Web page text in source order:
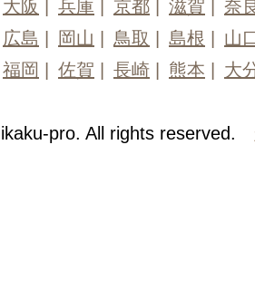
大阪 兵庫 京都 滋賀
奈
広島 岡山 鳥取 島根
山
福岡 佐賀 長崎 熊本 大
pro. All rights reserved.